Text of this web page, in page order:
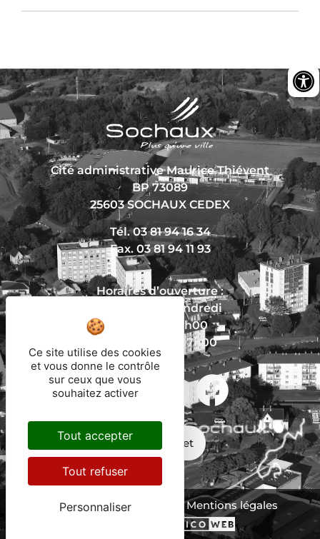
Cité administrative Maurice Thiévent
BP 73089
25603 SOCHAUX CEDEX
Tél. 03 81 94 16 34
Fax. 03 81 94 11 93
Horaires d’ouverture :
Du lundi au vendredi
De 8h30 à 12h00
Et de 13h30 à 17h00
Nous écrire
Mon trajet
Protection des données
Mentions légales
Ce site utilise des cookies
et vous donne le contrôle
sur ceux que vous
souhaitez activer
Tout accepter
Tout refuser
Personnaliser